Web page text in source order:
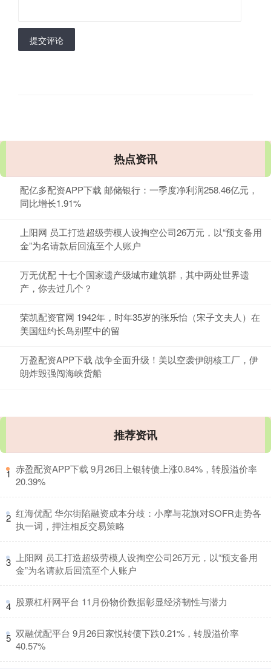
提交评论
热点资讯
配亿多配资APP下载 邮储银行：一季度净利润258.46亿元，
同比增长1.91%
上阳网 员工打造超级劳模人设掏空公司26万元，以“预支备用
金”为名请款后回流至个人账户
万无优配 十七个国家遗产级城市建筑群，其中两处世界遗
产，你去过几个？
荣凯配资官网 1942年，时年35岁的张乐怡（宋子文夫人）在
美国纽约长岛别墅中的留
万盈配资APP下载 战争全面升级！美以空袭伊朗核工厂，伊
朗炸毁强闯海峡货船
推荐资讯
1 ​赤盈配资APP下载 9月26日上银转债上涨0.84%，转股溢价率
20.39%
2 ​红海优配 华尔街陷融资成本分歧：小摩与花旗对SOFR走势各
执一词，押注相反交易策略
3
​上阳网 员工打造超级劳模人设掏空公司26万元，以“预支备用
金”为名请款后回流至个人账户
4 ​股票杠杆网平台 11月份物价数据彰显经济韧性与潜力
5 ​双融优配平台 9月26日家悦转债下跌0.21%，转股溢价率
40.57%